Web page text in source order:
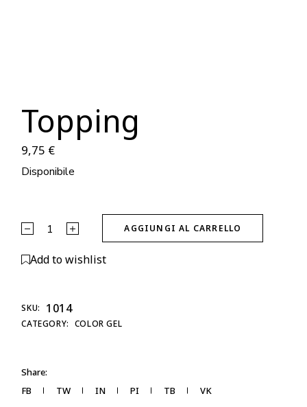
Topping
9,75 €
Disponibile
Topping quantity AGGIUNGI AL CARRELLO
Add to wishlist
SKU: 1014
CATEGORY: COLOR GEL
Share:
FB
TW IN PI TB VK